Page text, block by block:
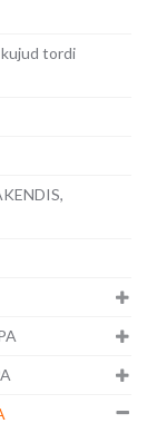
tordi